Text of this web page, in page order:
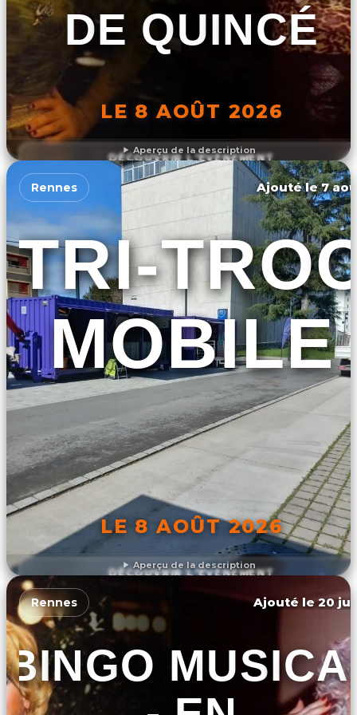
Aperçu de la description
DE QUINCÉ
LE 8 AOÛT 2026
DÉCOUVRIR L'ÉVÉNEMENT
Aperçu de la description
Rennes Ajouté le 7
TRI-
MOBILE
LE 8 AOÛT 2026
DÉCOUVRIR L'ÉVÉNEMENT
Rennes Ajouté le 20
BINGO